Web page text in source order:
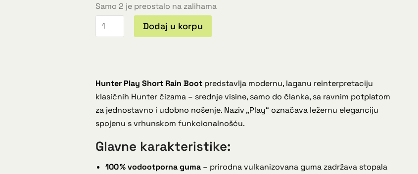
Samo 2 je preostalo na zalihama
Dodaj u korpu
Hunter Play Short Rain Boot predstavlja modernu, laganu reinterpretaciju
klasičnih Hunter čizama – srednje visine, samo do članka, sa ravnim potplatom
za jednostavno i udobno nošenje. Naziv „Play“ označava ležernu eleganciju
spojenu s vrhunskom funkcionalnošću.
Glavne karakteristike:
100 % vodootporna guma – prirodna vulkanizovana guma zadržava stopala